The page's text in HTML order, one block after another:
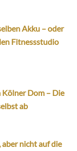
Akku – oder
Fitnessstudio
Dom – Die
ab
aber nicht auf die